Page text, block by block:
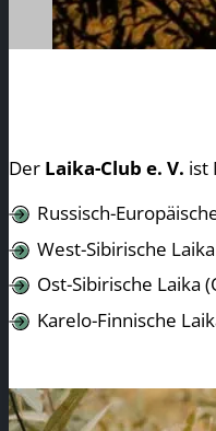
Der Laika-Club e. V. ist
Russisch-
West-Sibirische Laika
Ost-Sibirische Laika
Karelo-Finnische